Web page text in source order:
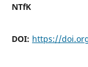
NTfK
DOI: https://